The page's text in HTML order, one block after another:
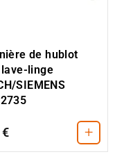
de hublot
linge
SIEMENS
+